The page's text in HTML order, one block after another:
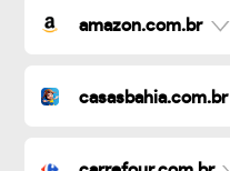
amazon.com.br
casasbahia.com.br